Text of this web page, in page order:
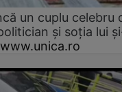
un cuplu celebru
și soția lui
www.unica.ro